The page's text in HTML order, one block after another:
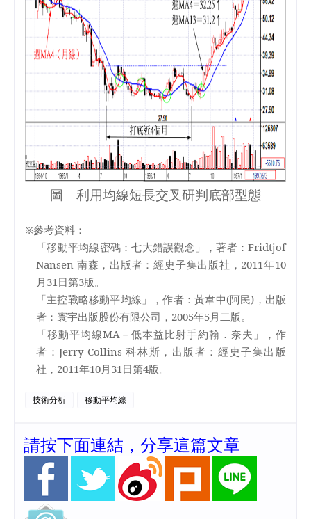
圖 利用均線短長交叉研判底部型態
※參考資料：
「移動平均線密碼：七大錯誤觀念」，著者： Fridtjof
Nansen 南森，出版者：經史子集出版社， 2011年10
月 31 日第3版。
「主控戰略移動平均線」，作者：黃韋中(阿民) ，出版
者：寰宇出版股份有限公司， 2005年5月二版。
「移動平均線MA －低本益比射手約翰．奈夫」，作
者：Jerry Collins科林斯，出版者：經史子集出版
社， 2011年10月 31 日第4版。
技術分析 移動平均線
請按下面連結，分享這篇文章